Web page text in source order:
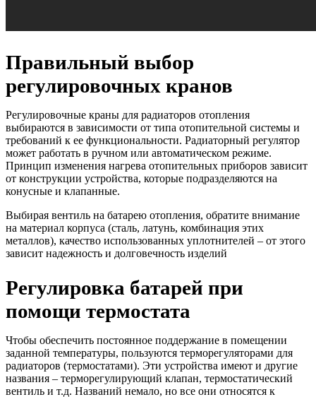
Правильный выбор
регулировочных кранов
Регулировочные краны для радиаторов отопления
выбираются в зависимости от типа отопительной системы и
требований к ее функциональности. Радиаторный регулятор
может работать в ручном или автоматическом режиме.
Принцип изменения нагрева отопительных приборов зависит
от конструкции устройства, которые подразделяются на
конусные и клапанные.
Выбирая вентиль на батарею отопления, обратите внимание
на материал корпуса (сталь, латунь, комбинация этих
металлов), качество использованных уплотнителей – от этого
зависит надежность и долговечность изделий
Регулировка батарей при
помощи термостата
Чтобы обеспечить постоянное поддержание в помещении
заданной температуры, пользуются терморегуляторами для
радиаторов (термостатами). Эти устройства имеют и другие
названия – терморегулирующий клапан, термостатический
вентиль и т.д. Названий немало, но все они относятся к